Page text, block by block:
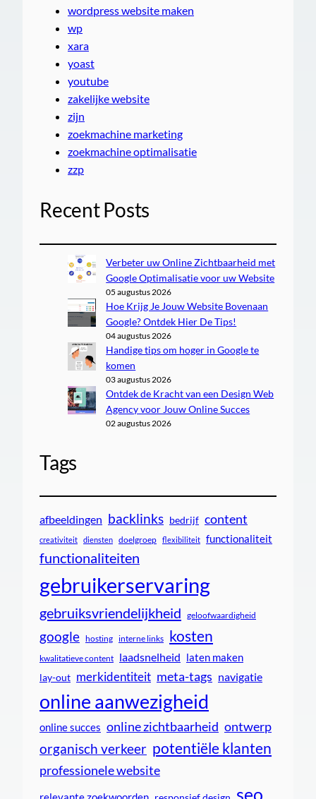
wordpress website maken
wp
xara
yoast
youtube
zakelijke website
zijn
zoekmachine marketing
zoekmachine optimalisatie
zzp
Recent Posts
Verbeter uw Online Zichtbaarheid met
Google Optimalisatie voor uw Website
05 augustus 2026
Hoe Krijg Je Jouw Website Bovenaan
Google? Ontdek Hier De Tips!
04 augustus 2026
Handige tips om hoger in Google te
komen
03 augustus 2026
Ontdek de Kracht van een Design Web
Agency voor Jouw Online Succes
02 augustus 2026
Tags
afbeeldingen backlinks bedrijf content
creativiteit diensten doelgroep flexibiliteit functionaliteit
functionaliteiten
gebruikerservaring
gebruiksvriendelijkheid geloofwaardigheid
google hosting interne links kosten
kwalitatieve content laadsnelheid laten maken
lay-out merkidentiteit meta-tags navigatie
online aanwezigheid
online succes online zichtbaarheid ontwerp
organisch verkeer potentiële klanten
professionele website
seo